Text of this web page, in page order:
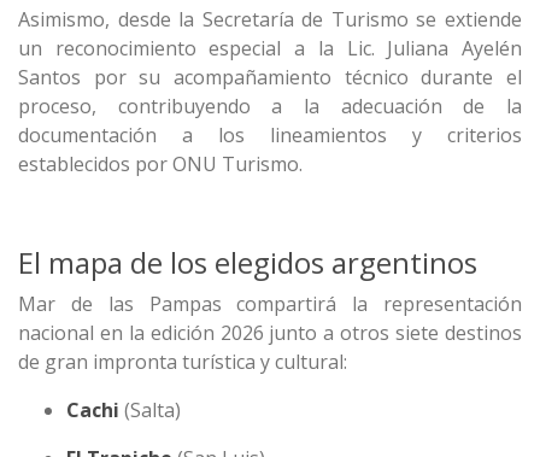
Asimismo, desde la Secretaría de Turismo se extiende
un reconocimiento especial a la Lic. Juliana Ayelén
Santos por su acompañamiento técnico durante el
proceso, contribuyendo a la adecuación de la
documentación a los lineamientos y criterios
establecidos por ONU Turismo.
El mapa de los elegidos argentinos
Mar de las Pampas compartirá la representación
nacional en la edición 2026 junto a otros siete destinos
de gran impronta turística y cultural:
Cachi (Salta)